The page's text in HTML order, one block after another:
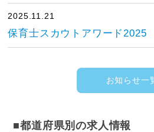
2025.11.21
保育士スカウトアワード2025
お知らせ一
■都道府県別の求人情報